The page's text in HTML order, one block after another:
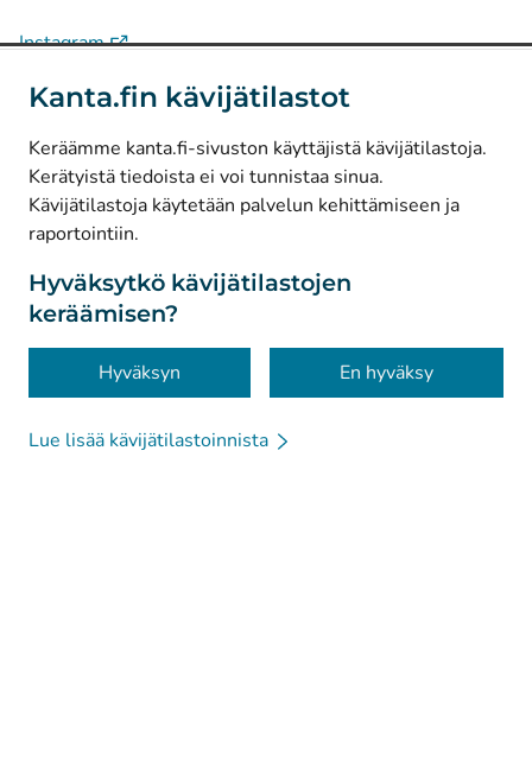
Kanta.fin kävijätilastot
Keräämme kanta.fi-sivuston käyttäjistä kävijätilastoja.
Kerätyistä tiedoista ei voi tunnistaa sinua.
Kävijätilastoja käytetään palvelun kehittämiseen ja
raportointiin.
Hyväksytkö kävijätilastojen
keräämisen?
Hyväksyn En hyväksy
Lue lisää kävijätilastoinnista
Instagram(Avautuu uuteen välilehteen)
Facebook(Avautuu uuteen välilehteen)
© Kanta-Palvelut, Kansaneläkelaitos
Tietosuoja
Tietoa sivustosta
Saavutettavuus
Evästeet